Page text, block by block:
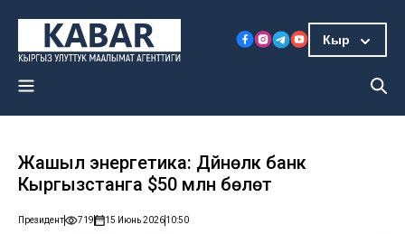
Кыр
Жашыл энергетика: Дүйнөлүк банк
Кыргызстанга $50 млн бөлөт
Президент 719 15 Июнь 202610:50